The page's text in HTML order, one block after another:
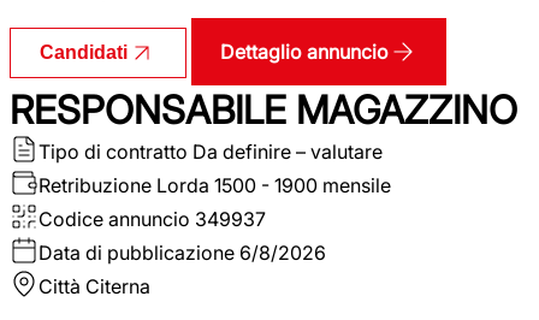
Candidati Dettaglio annuncio
RESPONSABILE MAGAZZINO
Tipo di contratto Da definire – valutare
Retribuzione Lorda 1500 - 1900 mensile
Codice annuncio 349937
Data di pubblicazione 6/8/2026
Città Citerna